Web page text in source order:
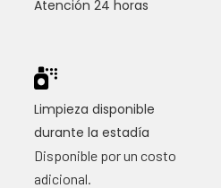
Atención 24 horas
Limpieza disponible
durante la estadía
Disponible por un costo
adicional.